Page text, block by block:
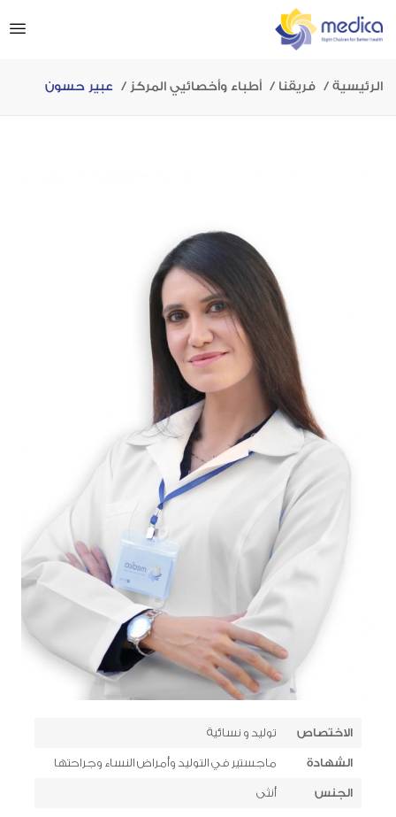
الرئيسية فريقنا أطباء وأخصائيي المركز عبير حسون
الاختصاص توليد و نسائية
الشهادة ماجستير في التوليد وأمراض النساء وجراحتها
الجنس أنثى